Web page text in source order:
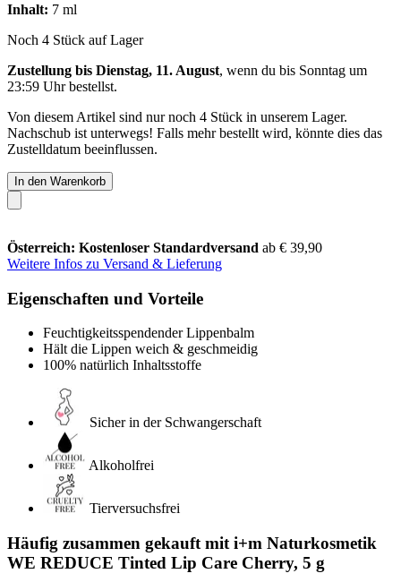
Inhalt: 7 ml
Noch 4 Stück auf Lager
Zustellung bis Dienstag, 11. August, wenn du bis Sonntag um
23:59 Uhrbestellst.
Von diesem Artikel sind nur noch 4 Stück in unserem Lager.
Nachschub ist unterwegs! Falls mehr bestellt wird, könnte dies das
Zustelldatum beeinflussen.
In den Warenkorb
Österreich: Kostenloser Standardversand ab € 39,90
Weitere Infos zu Versand & Lieferung
Eigenschaften und Vorteile
Feuchtigkeitsspendender Lippenbalm
Hält die Lippen weich & geschmeidig
100% natürlich Inhaltsstoffe
Sicher in der Schwangerschaft
Alkoholfrei
Tierversuchsfrei
Häufig zusammen gekauft mit i+m Naturkosmetik
WE REDUCE Tinted Lip Care Cherry, 5 g